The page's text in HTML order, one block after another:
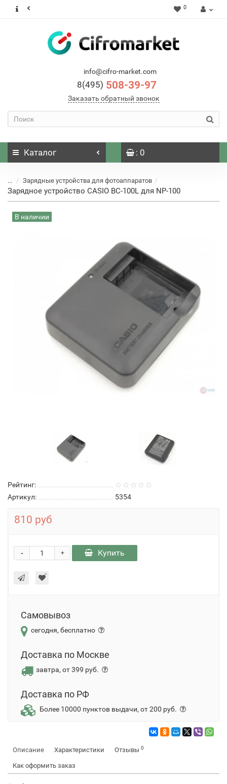
0
info@cifro-market.com
8(495) 508-39-97
Заказать обратный звонок
Каталог : 0
... Зарядные устройства для фотоаппаратов
Зарядное устройство CASIO BC-100L для NP-100
В наличии
Рейтинг:
Артикул:
5354
810 руб
+
- Купить
Самовывоз
сегодня, бесплатно
Доставка по Москве
завтра, от 399 руб.
Доставка по РФ
Более 10000 пунктов выдачи, от 200 руб.
Описание Характеристики Отзывы 0
Как оформить заказ